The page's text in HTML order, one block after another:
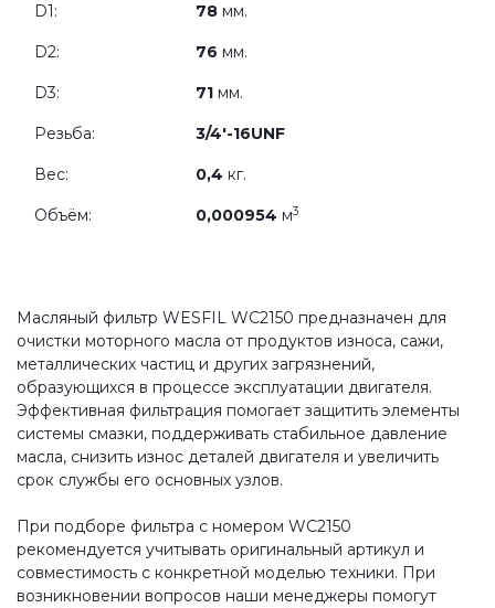
D1: 78 мм.
D2: 76 мм.
D3: 71 мм.
Резьба: 3/4'-16UNF
Вес: 0,4 кг.
Объём: 0,000954 м3
Масляный фильтр WESFIL WC2150 предназначен для
очистки моторного масла от продуктов износа, сажи,
металлических частиц и других загрязнений,
образующихся в процессе эксплуатации двигателя.
Эффективная фильтрация помогает защитить элементы
системы смазки, поддерживать стабильное давление
масла, снизить износ деталей двигателя и увеличить
срок службы его основных узлов.
При подборе фильтра с номером WC2150
рекомендуется учитывать оригинальный артикул и
совместимость с конкретной моделью техники. При
возникновении вопросов наши менеджеры помогут